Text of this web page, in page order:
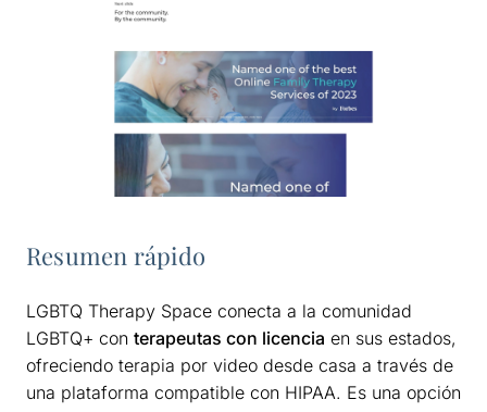
Resumen rápido
LGBTQ Therapy Space conecta a la comunidad
LGBTQ+ con terapeutas con licencia en sus estados,
ofreciendo terapia por video desde casa a través de
una plataforma compatible con HIPAA. Es una opción